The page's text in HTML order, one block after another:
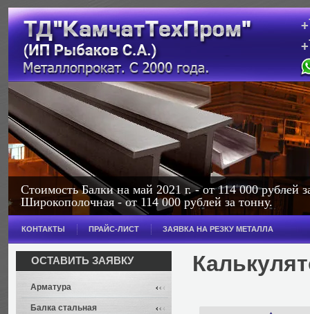
Стоимость Балки на май 2021 г. - от 114 000 рублей
Широкополочная - от 114 000 рублей за тонну.
КОНТАКТЫ ПРАЙС-ЛИСТ ЗАЯВКА НА РЕЗКУ МЕТАЛЛА
ОСТАВИТЬ ЗАЯВКУ
Арматура
Балка стальная